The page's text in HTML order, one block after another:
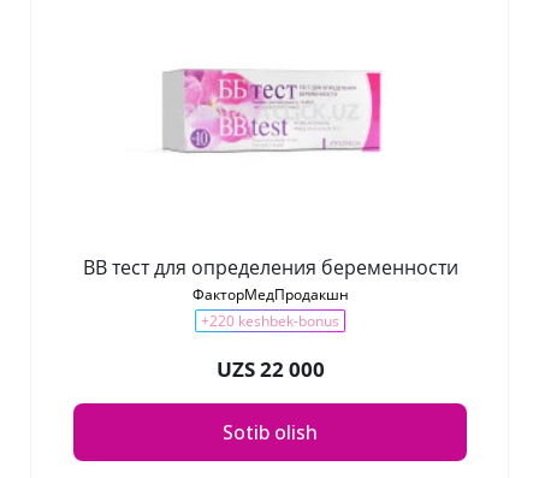
ВВ тест для определения беременности
ФакторМедПродакшн
+220 keshbek-bonus
UZS 22 000
Sotib olish